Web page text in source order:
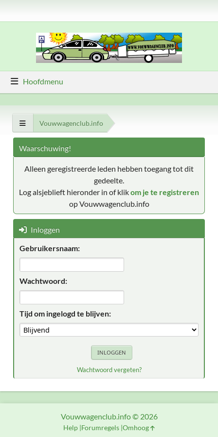
Hoofdmenu
Vouwwagenclub.info
Waarschuwing!
Alleen geregistreerde leden hebben toegang tot dit
gedeelte.
Log alsjeblieft hieronder in of klikom je te registreren
op Vouwwagenclub.info
Inloggen
Gebruikersnaam:
Wachtwoord:
Tijd om ingelogd te blijven:
Wachtwoord vergeten?
Vouwwagenclub.info © 2026
Help Forumregels Omhoog